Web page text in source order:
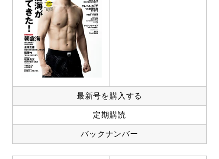
最新号を購入する
定期購読
バックナンバー